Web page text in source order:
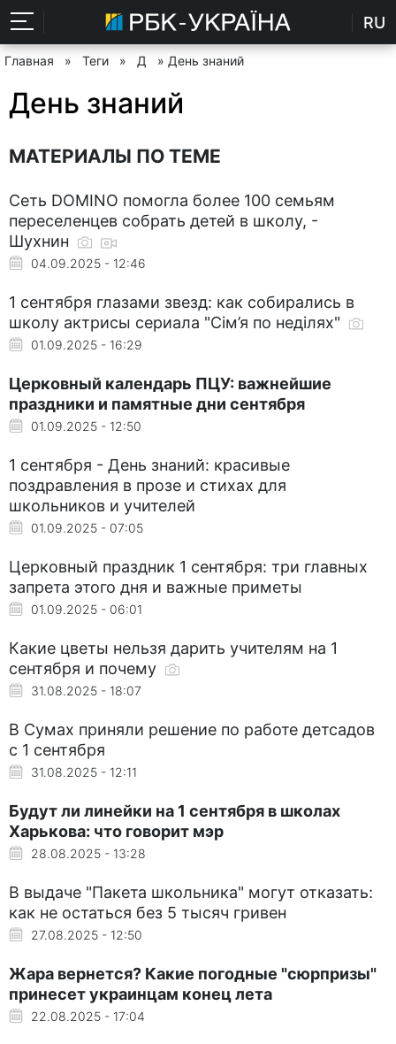
RU
Главная » Теги » Д » День знаний
День знаний
МАТЕРИАЛЫ ПО ТЕМЕ
Сеть DOMINO помогла более 100 семьям
переселенцев собрать детей в школу, -
Шухнин
04.09.2025 - 12:46
1 сентября глазами звезд: как собирались в
школу актрисы сериала "Сім’я по неділях"
01.09.2025 - 16:29
Церковный календарь ПЦУ: важнейшие
праздники и памятные дни сентября
01.09.2025 - 12:50
1 сентября - День знаний: красивые
поздравления в прозе и стихах для
школьников и учителей
01.09.2025 - 07:05
Церковный праздник 1 сентября: три главных
запрета этого дня и важные приметы
01.09.2025 - 06:01
Какие цветы нельзя дарить учителям на 1
сентября и почему
31.08.2025 - 18:07
В Сумах приняли решение по работе детсадов
с 1 сентября
31.08.2025 - 12:11
Будут ли линейки на 1 сентября в школах
Харькова: что говорит мэр
28.08.2025 - 13:28
В выдаче "Пакета школьника" могут отказать:
как не остаться без 5 тысяч гривен
27.08.2025 - 12:50
Жара вернется? Какие погодные "сюрпризы"
принесет украинцам конец лета
22.08.2025 - 17:04